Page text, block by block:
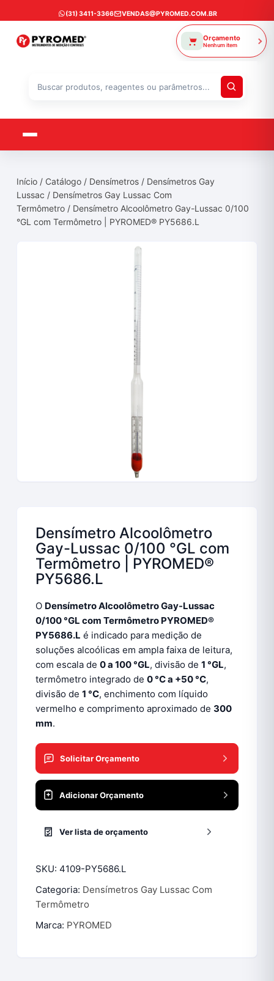
para
conteúdo
(31) 3411-3366 VENDAS@PYROMED.COM.BR
Orçamento
Nenhum item
Buscar
Início / Catálogo / Densímetros / Densímetros Gay
Lussac / Densímetros Gay Lussac Com
Termômetro / Densímetro Alcoolômetro Gay-Lussac 0/100
°GL com Termômetro | PYROMED® PY5686.L
Densímetro Alcoolômetro
Gay-Lussac 0/100 °GL com
Termômetro | PYROMED®
PY5686.L
O Densímetro Alcoolômetro Gay-Lussac
0/100 °GL com Termômetro PYROMED®
PY5686.L é indicado para medição de
soluções alcoólicas em ampla faixa de leitura,
com escala de 0 a 100 °GL, divisão de 1 °GL,
termômetro integrado de 0 °C a +50 °C,
divisão de 1 °C, enchimento com líquido
vermelho e comprimento aproximado de 300
mm.
Solicitar Orçamento
Adicionar Orçamento
Ver lista de orçamento
SKU: 4109-PY5686.L
Categoria: Densímetros Gay Lussac Com
Termômetro
Marca: PYROMED